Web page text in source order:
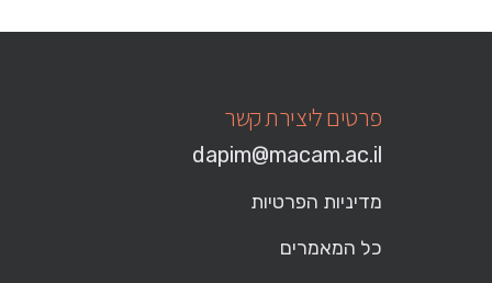
פרטים ליצירת קשר
dapim@macam.ac.il
מדיניות הפרטיות
כל המאמרים